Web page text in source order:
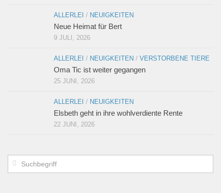
ALLERLEI / NEUIGKEITEN
Neue Heimat für Bert
9 JULI, 2026
ALLERLEI / NEUIGKEITEN / VERSTORBENE TIERE
Oma Tic ist weiter gegangen
25 JUNI, 2026
ALLERLEI / NEUIGKEITEN
Elsbeth geht in ihre wohlverdiente Rente
22 JUNI, 2026